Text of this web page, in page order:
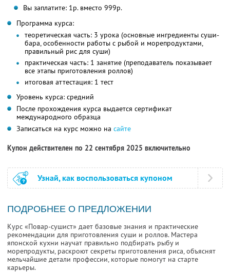
Вы заплатите: 1р. вместо 999р.
Программа курса:
теоретическая часть: 3 урока (основные ингредиенты суши-
бара, особенности работы с рыбой и морепродуктами,
правильный рис для суши)
практическая часть: 1 занятие (преподаватель показывает
все этапы приготовления роллов)
итоговая аттестация: 1 тест
Уровень курса: средний
После прохождения курса выдается сертификат
международного образца
Записаться на курс можно на сайте
Купон действителен по 22 сентября 2025 включительно
Узнай, как воспользоваться купоном
ПОДРОБНЕЕ О ПРЕДЛОЖЕНИИ
Курс «Повар-сушист» дает базовые знания и практические
рекомендации для приготовления суши и роллов. Мастера
японской кухни научат правильно подбирать рыбу и
морепродукты, раскроют секреты приготовления риса, объяснят
мельчайшие детали профессии, которые помогут на старте
карьеры.